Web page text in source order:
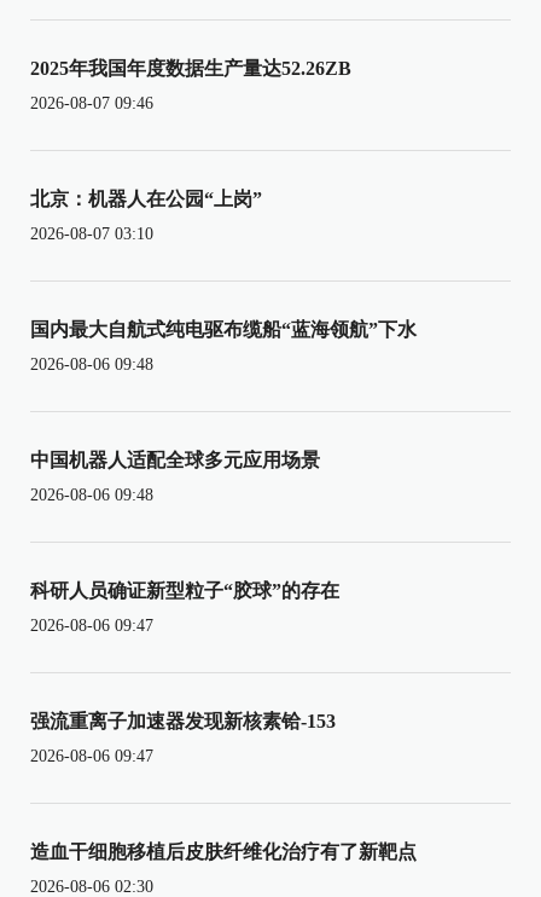
2025年我国年度数据生产量达52.26ZB
2026-08-07 09:46
北京：机器人在公园“上岗”
2026-08-07 03:10
国内最大自航式纯电驱布缆船“蓝海领航”下水
2026-08-06 09:48
中国机器人适配全球多元应用场景
2026-08-06 09:48
科研人员确证新型粒子“胶球”的存在
2026-08-06 09:47
强流重离子加速器发现新核素铪-153
2026-08-06 09:47
造血干细胞移植后皮肤纤维化治疗有了新靶点
2026-08-06 02:30